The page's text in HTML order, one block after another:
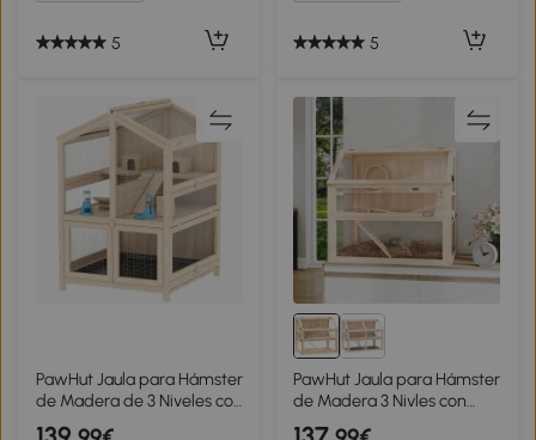
5 5
PawHut Jaula para Hámster
de Madera de 3 Niveles con
Bebederos Casetas
PawHut Jaula para Hámster
de Madera 3 Nivles con
Base Desmontable